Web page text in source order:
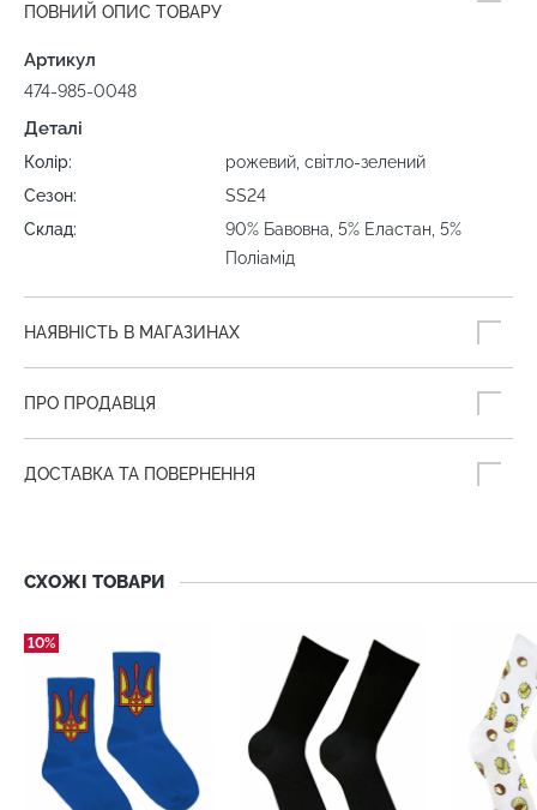
ПОВНИЙ ОПИС ТОВАРУ
Артикул
474-985-0048
Деталі
Колір:
рожевий, світло-зелений
Сезон:
SS24
Склад:
90% Бавовна, 5% Еластан, 5%
Поліамід
НАЯВНІСТЬ В МАГАЗИНАХ
ПРО ПРОДАВЦЯ
ДОСТАВКА ТА ПОВЕРНЕННЯ
СХОЖІ ТОВАРИ
10%